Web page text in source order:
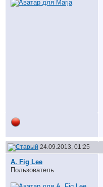
24.09.2013, 01:25
A. Fig Lee
Пользователь